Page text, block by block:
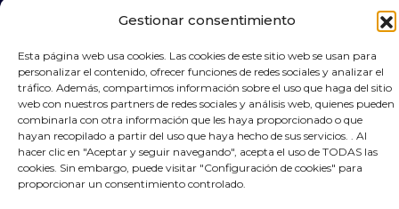
Gestionar consentimiento
Esta página web usa cookies. Las cookies de este sitio web se usan para
personalizar el contenido, ofrecer funciones de redes sociales y analizar el
tráfico. Además, compartimos información sobre el uso que haga del sitio
web con nuestros partners de redes sociales y análisis web, quienes pueden
combinarla con otra información que les haya proporcionado o que
hayan recopilado a partir del uso que haya hecho de sus servicios. . Al
hacer clic en "Aceptar y seguir navegando", acepta el uso de TODAS las
cookies. Sin embargo, puede visitar "Configuración de cookies" para
proporcionar un consentimiento controlado.
Contacta por Whassap